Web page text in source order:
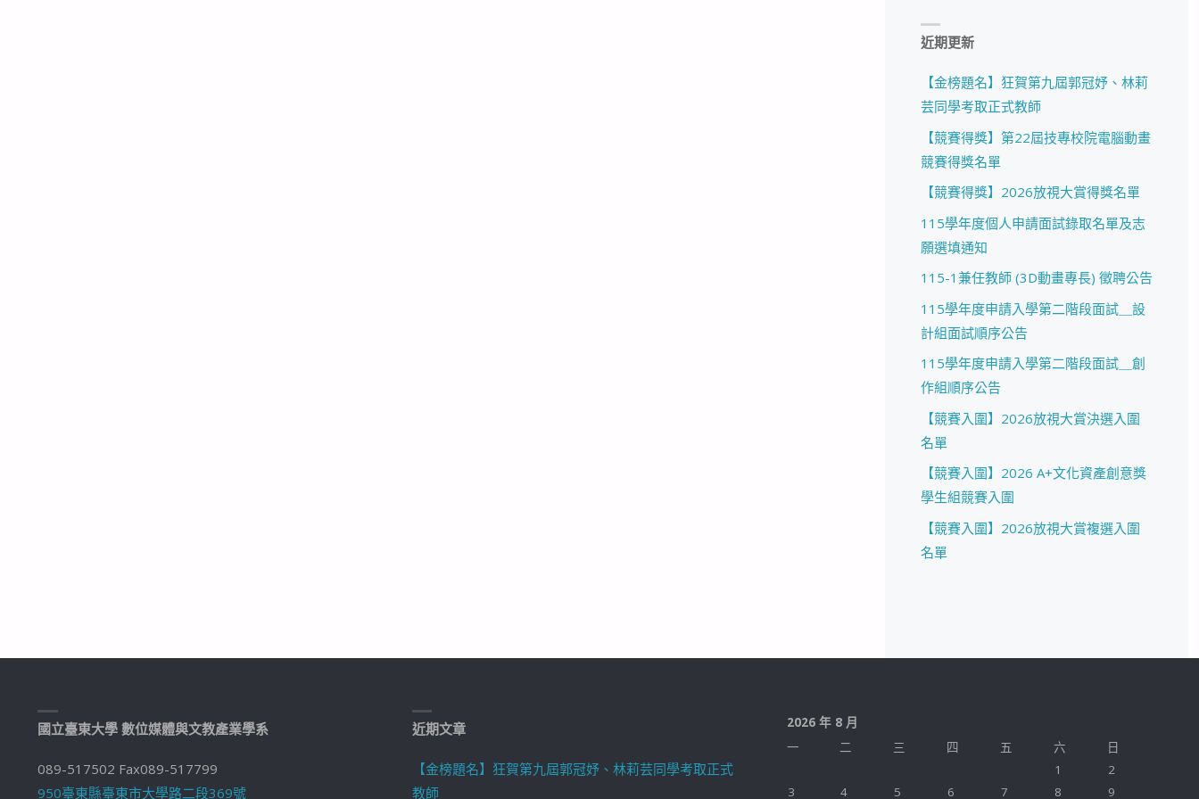
近期更新
【金榜題名】狂賀第九屆郭冠妤、林莉
芸同學考取正式教師
【競賽得獎】第22屆技專校院電腦動畫
競賽得獎名單
【競賽得獎】2026放視大賞得獎名單
115學年度個人申請面試錄取名單及志
願選填通知
115-1兼任教師 (3D動畫專長) 徵聘公告
115學年度申請入學第二階段面試＿設
計組面試順序公告
115學年度申請入學第二階段面試＿創
作組順序公告
【競賽入圍】2026放視大賞決選入圍
名單
【競賽入圍】2026 A+文化資產創意獎
學生組競賽入圍
【競賽入圍】2026放視大賞複選入圍
名單
國立臺東大學 數位媒體與文教產業學系
089-517502 Fax089-517799
950臺東縣臺東市大學路二段369號
近期文章
【金榜題名】狂賀第九屆郭冠妤、林莉芸同學考取正式
教師
2026 年 8 月
一
二 三 四 五 六
日
1
2
3
4 5 6 7 8 9